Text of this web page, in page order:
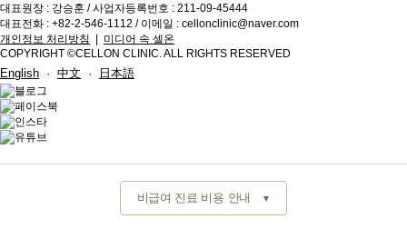
대표원장 : 강승훈 / 사업자등록번호 : 211-09-45444
대표전화 : +82-2-546-1112 / 이메일 : cellonclinic@naver.com
개인정보 처리방침
미디어 속 셀온
COPYRIGHT ©CELLON CLINIC. ALL RIGHTS RESERVED
English · 中文 · 日本語
비급여 진료 비용 안내 ▼